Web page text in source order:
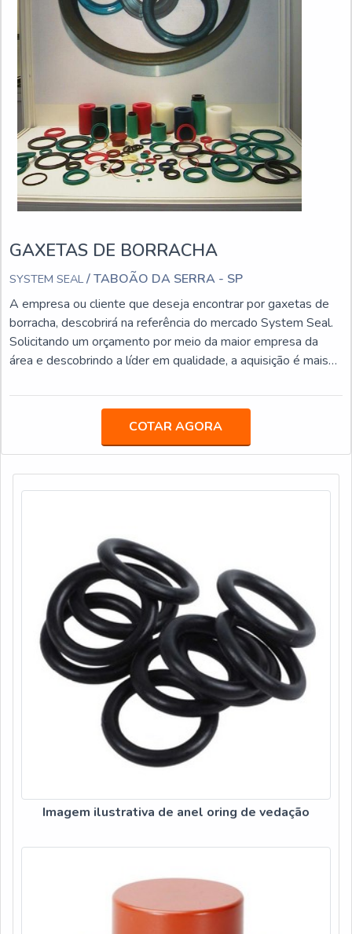
GAXETAS DE BORRACHA
SYSTEM SEAL / TABOÃO DA SERRA - SP
A empresa ou cliente que deseja encontrar por gaxetas de
borracha, descobrirá na referência do mercado System Seal.
Solicitando um orçamento por meio da maior empresa da
área e descobrindo a líder em qualidade, a aquisição é mais
GAXETAS DE BORRACHASe alguém busca por gaxetas de
borracha em uma empresa comprometida com seus serviços,
acha o site da System Seal. Na companhia é possível
encontr...
COTAR AGORA
Imagem ilustrativa de anel oring de vedação